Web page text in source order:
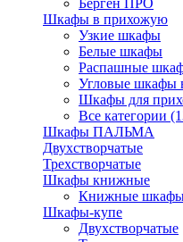
Берген ПРО
Шкафы в прихожую
Узкие шкафы
Белые шкафы
Распашные
Угловые шкафы
Шкафы для
Все категории
Шкафы ПАЛЬМА
Двухстворчатые
Трехстворчатые
Шкафы книжные
Книжные шкафы
Шкафы-купе
Двухстворчатые